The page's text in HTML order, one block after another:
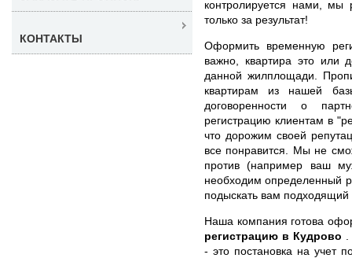
контролируется нами,
только за результат!
Оформить временную
важно, квартира это или
данной жилплощади.
квартирам из нашей
договоренности о
регистрацию клиентам в
что дорожим своей
все понравится. Мы не
против (например ваш
необходим определенный
подыскать вам подходящий
Наша компания готова
регистрацию в Кудрово
- это постановка на учет
КОНТАКТЫ